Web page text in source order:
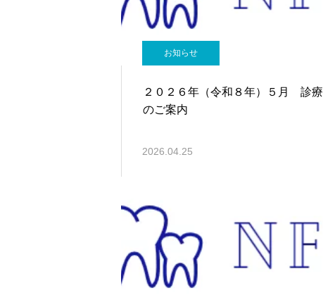
お知らせ
２０２６年（令和８年）５月 診療
のご案内
2026.04.25